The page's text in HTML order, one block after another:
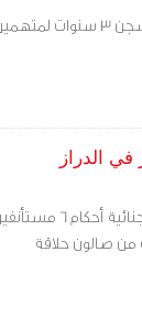
أيدت محكمة الاستئناف
عدلت محكمة